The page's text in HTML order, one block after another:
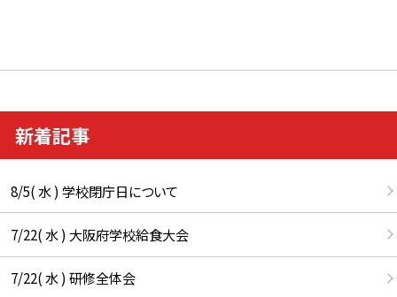
新着記事
8/5( 水 ) 学校閉庁日について
7/22( 水 ) 大阪府学校給食大会
7/22( 水 ) 研修全体会